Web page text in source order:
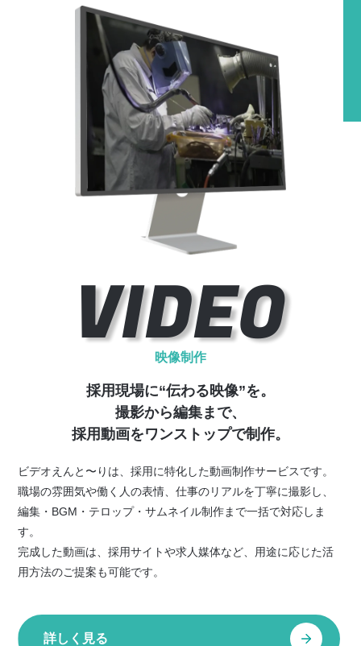
VIDEO
映像制作
採用現場に“伝わる映像”を。
撮影から編集まで、
採用動画をワンストップで制作。
ビデオえんと〜りは、採用に特化した動画制作サービスです。
職場の雰囲気や働く人の表情、仕事のリアルを丁寧に撮影し、
編集・BGM・テロップ・サムネイル制作まで一括で対応しま
す。
完成した動画は、採用サイトや求人媒体など、用途に応じた活
用方法のご提案も可能です。
詳しく見る